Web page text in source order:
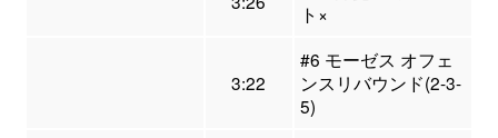
ト×
3:22
#6 モーゼス オフェ
ンスリバウンド(2-3-
5)